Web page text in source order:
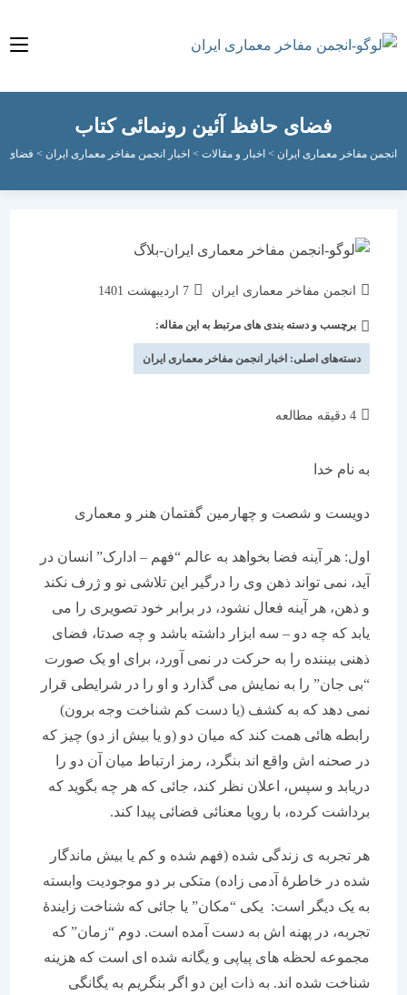
فضای حافظ آئین رونمائی کتاب
مفاخر معماری ایران > اخبار و مقالات>اخبار انجمن مفاخر معماری ایران > فضای حافظ
انجمن مفاخر معماری ایران
نوشته
شده
است:
7 اردیبهشت 1401
برچسب و دسته بندی های مرتبط به این مقاله:
دسته‌های اصلی:اخبار انجمن مفاخر معماری ایران
به نام خدا
دویست و شصت و چهارمین گفتمان هنر و معماری
اول: هر آینه فضا بخواهد به عالم “فهم – ادارک” انسان در
آید، نمی تواند ذهن وی را درگیر این تلاشی نو و ژرف نکند
و ذهن، هر آینه فعال نشود، در برابر خود تصویری را می
یابد که چه دو – سه ابزار داشته باشد و چه صدتا، فضای
ذهنی بیننده را به حرکت در نمی آورد، برای او یک صورت
“بی جان” را به نمایش می گذارد و او را در شرایطی قرار
نمی دهد که به کشف (یا دست کم شناخت وجه برون)
رابطه هائی همت کند که میان دو (و یا بیش از دو) چیز که
در صحنه اش واقع اند بنگرد، رمز ارتباط میان آن دو را
دریابد و سپس، اعلان نظر کند، جائی که هر چه بگوید که
برداشت کرده، با رویا معنائی فضائی پیدا کند.
هر تجربه ی زندگی شده (فهم شده و کم یا بیش ماندگار
شده در خاطرۀ آدمی زاده) متکی بر دو موجودیت وابسته
به یک دیگر است: یکی “مکان” یا جائی که شناخت زایندۀ
تجربه، در پهنه اش به دست آمده است. دوم “زمان” که
مجموعه لحظه های پیاپی و یگانه شده ای است که هزینه
شناخت شده اند. به ذات این دو اگر بنگریم به یگانگی